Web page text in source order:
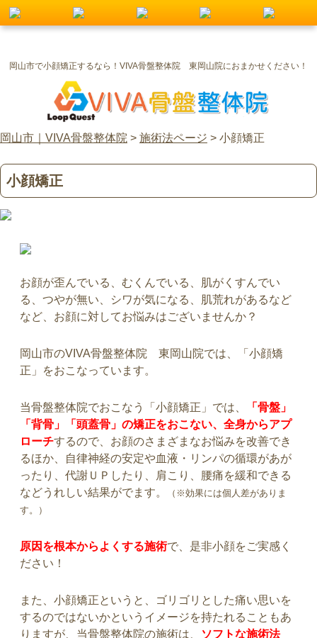
岡山市で小顔矯正するなら！VIVA骨盤整体院 東岡山院におまかせください！
岡山市｜VIVA骨盤整体院 > 施術法ページ > 小顔矯正
小顔矯正
お顔が歪んでいる、むくんでいる、肌がくすんでい
る、つやが無い、シワが気になる、肌荒れがあるなど
など、お顔に対してお悩みはございませんか？
岡山市のVIVA骨盤整体院 東岡山院では、「小顔矯
正」をおこなっています。
当骨盤整体院でおこなう「小顔矯正」では、
「骨盤」
「背骨」「頭蓋骨」の矯正をおこない、全身からアプ
ローチするので、お顔のさまざまなお悩みを改善でき
るほか、自律神経の安定や血液・リンパの循環があが
ったり、代謝ＵＰしたり、肩こり、腰痛を緩和できる
などうれしい結果がでます。
（※効果には個人差がありま
す。）
原因を根本からよくする施術で、是非小顔をご実感く
ださい！
また、小顔矯正というと、ゴリゴリとした痛い思いを
するのではないかというイメージを持たれることもあ
りますが、当骨盤整体院の施術は、
ソフトな施術法